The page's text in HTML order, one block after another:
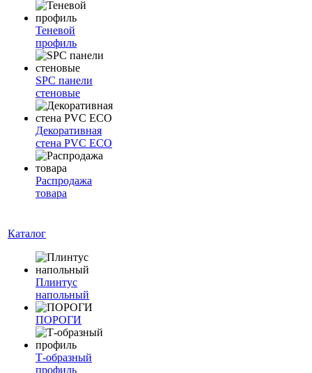
Теневой
профиль
SPC панели
стеновые
Декоративная
стена PVC ECO
Распродажа
товара
Каталог
Плинтус
напольный
ПОРОГИ
Т-образный
профиль